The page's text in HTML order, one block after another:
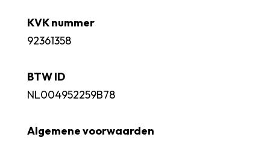
KVK nummer
92361358
BTW ID
NL004952259B78
Algemene voorwaarden